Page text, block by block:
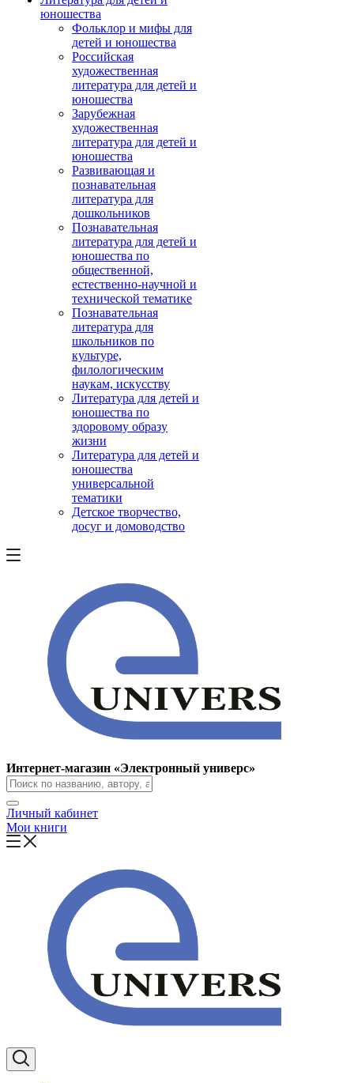
юношества
Фольклор и мифы для
детей и юношества
Российская
художественная
литература для детей и
юношества
Зарубежная
художественная
литература для детей и
юношества
Развивающая и
познавательная
литература для
дошкольников
Познавательная
литература для детей и
юношества по
общественной,
естественно-научной и
технической тематике
Познавательная
литература для
школьников по
культуре,
филологическим
наукам, искусству
Литература для детей и
юношества по
здоровому образу
жизни
Литература для детей и
юношества
универсальной
тематики
Детское творчество,
досуг и домоводство
Интернет-магазин «Электронный универс»
Личный кабинет
Мои книги